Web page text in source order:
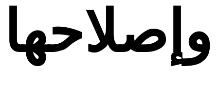
وإصلاحها